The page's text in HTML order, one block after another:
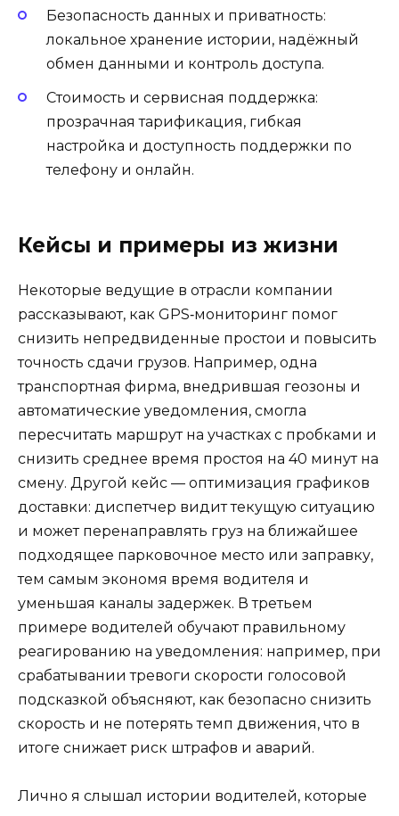
Безопасность данных и приватность:
локальное хранение истории, надёжный
обмен данными и контроль доступа.
Стоимость и сервисная поддержка:
прозрачная тарификация, гибкая
настройка и доступность поддержки по
телефону и онлайн.
Кейсы и примеры из жизни
Некоторые ведущие в отрасли компании
рассказывают, как GPS‑мониторинг помог
снизить непредвиденные простои и повысить
точность сдачи грузов. Например, одна
транспортная фирма, внедрившая геозоны и
автоматические уведомления, смогла
пересчитать маршрут на участках с пробками и
снизить среднее время простоя на 40 минут на
смену. Другой кейс — оптимизация графиков
доставки: диспетчер видит текущую ситуацию
и может перенаправлять груз на ближайшее
подходящее парковочное место или заправку,
тем самым экономя время водителя и
уменьшая каналы задержек. В третьем
примере водителей обучают правильному
реагированию на уведомления: например, при
срабатывании тревоги скорости голосовой
подсказкой объясняют, как безопасно снизить
скорость и не потерять темп движения, что в
итоге снижает риск штрафов и аварий.
Лично я слышал истории водителей, которые